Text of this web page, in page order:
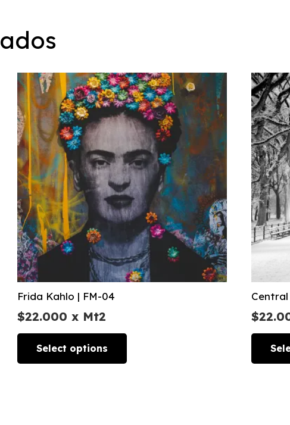
Frida Kahlo | FM-04
$22.000 x Mt2
Select options
$